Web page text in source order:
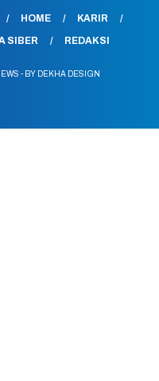
HOME
KARIR
SIBER REDAKSI
- BY DEKHA DESIGN